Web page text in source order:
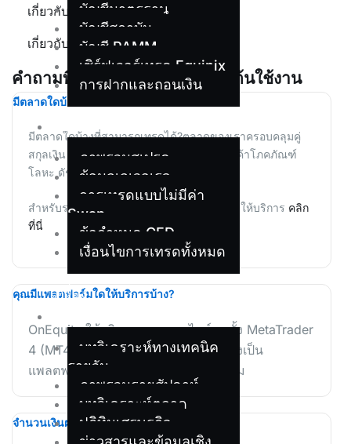
บัญชีมาตรฐาน
บัญชีสถาบัน
บัญชี PAMM
เซิร์ฟเวอร์เทรด Equinix
การฝากและถอนเงิน
ภาพรวมสเปรด
ข้อมูลเลเวอเรจ
การเทรดแบบไม่มีค่า
Swap
ข้อกำหนด CFD
เงื่อนไขการเทรดทั้งหมด
เครื่อง
บทวิเคราะห์ทางเทคนิค
รายวัน
ภาพรวมรายสัปดาห์
บทวิเคราะห์ตลาด
ปฏิทินเศรษฐกิจ
เกี่ยวกับบัญชี
เกี่ยวกับการเทรด
คำถามที่พบบ่อยเกี่ยวกับการเริ่มต้นใช้งาน
มีตลาดใดบ้างที่สามารถเทรดได้?
มีตลาดใดบ้างที่สามารถเทรดได้?ตลาดของเราครอบคลุมคู่
สกุลเงิน Forex รวมถึงตราสาร CFD เช่น สินค้าโภคภัณฑ์
โลหะ ดัชนี หุ้น และคริปโทเคอร์เรนซี
สำหรับรายละเอียดเพิ่มเติมเกี่ยวกับตลาดที่เราให้บริการ คลิก
ที่นี่
คุณมีแพลตฟอร์มใดให้บริการบ้าง?
OnEquity ให้บริการเทรดออนไลน์บนทั้ง MetaTrader
4 (MT4) และ MetaTrader 5 (MT5) ซึ่งเป็น
แพลตฟอร์มเทรดชั้นนำของอุตสาหกรรม
จำนวนเงินฝากขั้นต่ำคือเท่าไหร่?